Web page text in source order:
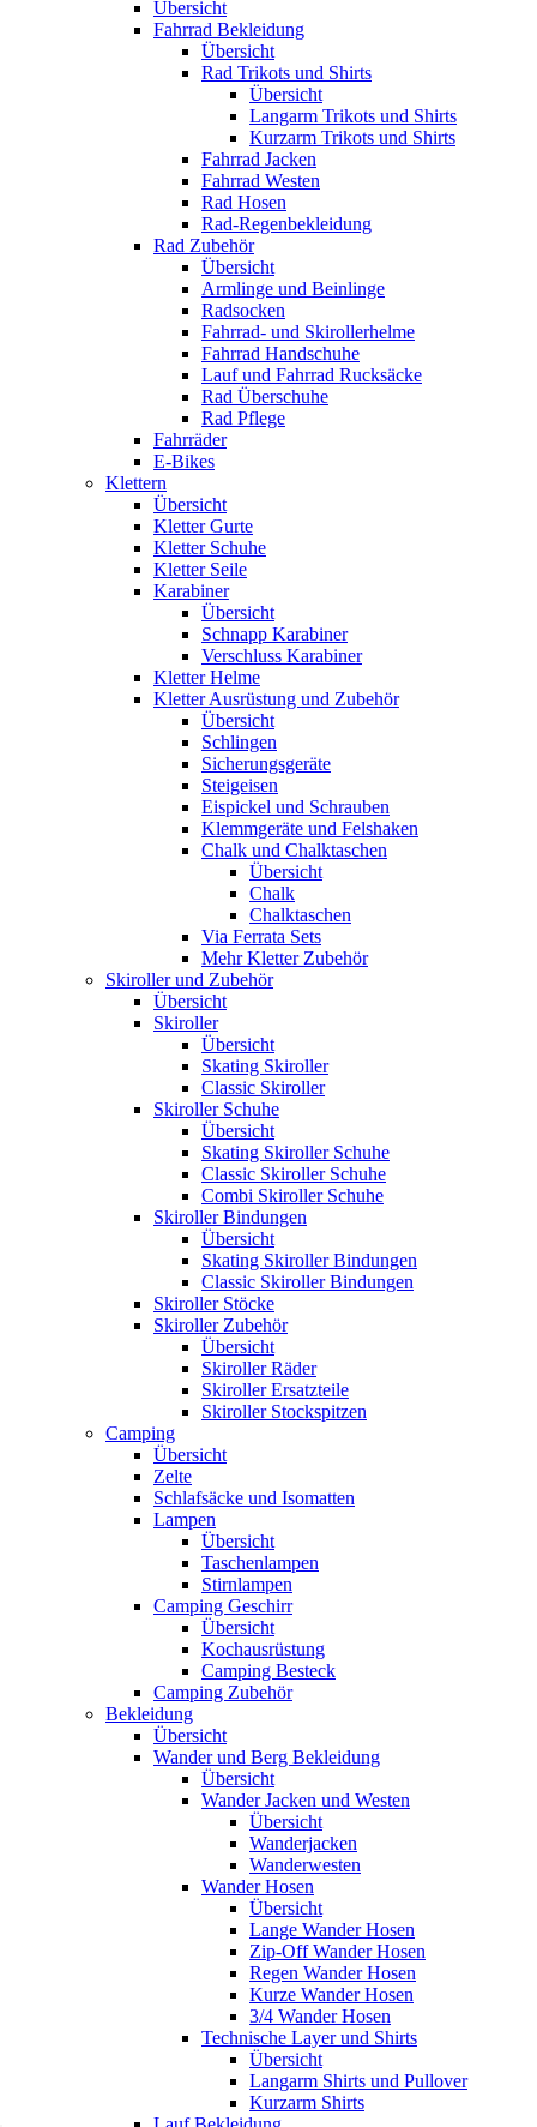
Übersicht
Fahrrad Bekleidung
Übersicht
Rad Trikots und Shirts
Übersicht
Langarm Trikots und Shirts
Kurzarm Trikots und Shirts
Fahrrad Jacken
Fahrrad Westen
Rad Hosen
Rad-Regenbekleidung
Rad Zubehör
Übersicht
Armlinge und Beinlinge
Radsocken
Fahrrad- und Skirollerhelme
Fahrrad Handschuhe
Lauf und Fahrrad Rucksäcke
Rad Überschuhe
Rad Pflege
Fahrräder
E-Bikes
Klettern
Übersicht
Kletter Gurte
Kletter Schuhe
Kletter Seile
Karabiner
Übersicht
Schnapp Karabiner
Verschluss Karabiner
Kletter Helme
Kletter Ausrüstung und Zubehör
Übersicht
Schlingen
Sicherungsgeräte
Steigeisen
Eispickel und Schrauben
Klemmgeräte und Felshaken
Chalk und Chalktaschen
Übersicht
Chalk
Chalktaschen
Via Ferrata Sets
Mehr Kletter Zubehör
Skiroller und Zubehör
Übersicht
Skiroller
Übersicht
Skating Skiroller
Classic Skiroller
Skiroller Schuhe
Übersicht
Skating Skiroller Schuhe
Classic Skiroller Schuhe
Combi Skiroller Schuhe
Skiroller Bindungen
Übersicht
Skating Skiroller Bindungen
Classic Skiroller Bindungen
Skiroller Stöcke
Skiroller Zubehör
Übersicht
Skiroller Räder
Skiroller Ersatzteile
Skiroller Stockspitzen
Camping
Übersicht
Zelte
Schlafsäcke und Isomatten
Lampen
Übersicht
Taschenlampen
Stirnlampen
Camping Geschirr
Übersicht
Kochausrüstung
Camping Besteck
Camping Zubehör
Bekleidung
Übersicht
Wander und Berg Bekleidung
Übersicht
Wander Jacken und Westen
Übersicht
Wanderjacken
Wanderwesten
Wander Hosen
Übersicht
Lange Wander Hosen
Zip-Off Wander Hosen
Regen Wander Hosen
Kurze Wander Hosen
3/4 Wander Hosen
Technische Layer und Shirts
Übersicht
Langarm Shirts und Pullover
Kurzarm Shirts